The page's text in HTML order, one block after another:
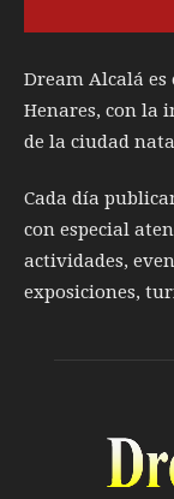
Dream Alcalá
Henares, con la
de la ciudad
Cada día
con especial
actividades,
exposiciones,